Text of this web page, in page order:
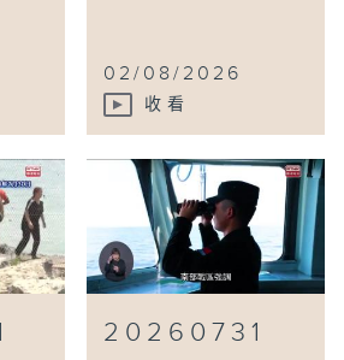
02/08/2026
收看
20260731